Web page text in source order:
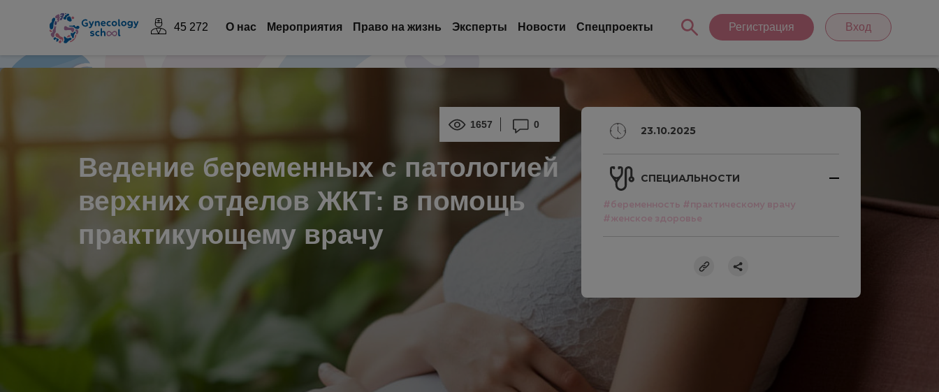
45 272 О нас Mероприятия Право на жизнь Эксперты Новости Спецпроекты Регистрация Вход
1657 0
Ведение беременных с патологией
верхних отделов ЖКТ: в помощь
практикующему врачу
23.10.2025
СПЕЦИАЛЬНОСТИ
#беременность #практическому врачу
#женское здоровье